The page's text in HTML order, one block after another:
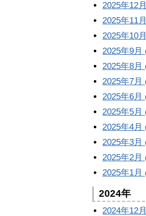
2025年12月
2025年11月
2025年10月
2025年9月
2025年8月
2025年7月
2025年6月
2025年5月
2025年4月
2025年3月
2025年2月
2025年1月
2024年
2024年12月